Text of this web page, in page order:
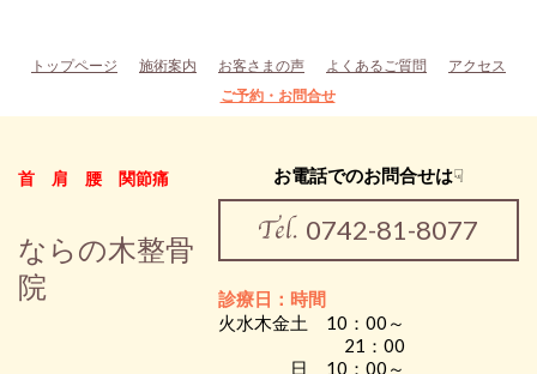
トップページ 施術案内 お客さまの声 よくあるご質問
アクセス
ご予約・お問合せ
首 肩 腰 関節痛
ならの木整骨
院
お電話でのお問合せは☟
0742-81-8077
診療日：時間
火水木金土 10：00～
21：00
日 10：00～